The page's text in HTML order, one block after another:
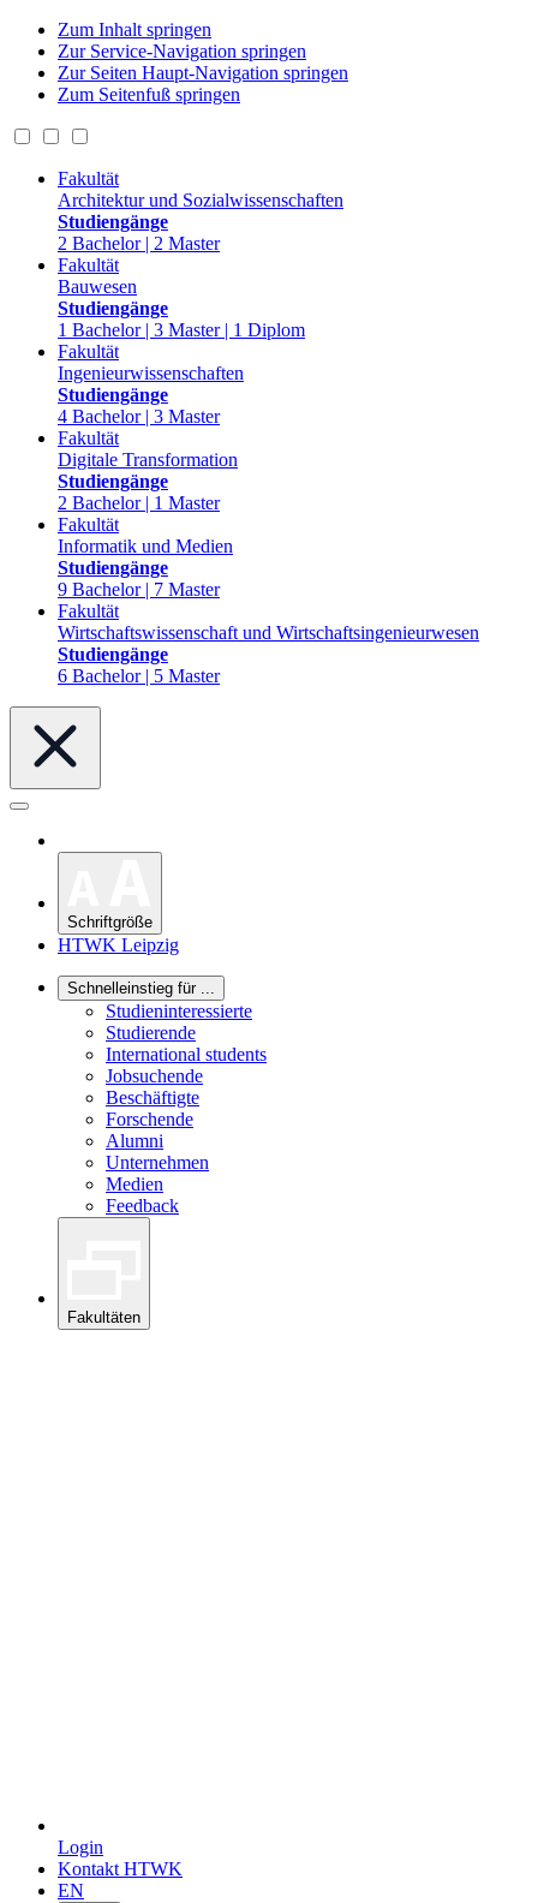
Zum Inhalt springen
Zur Service-Navigation springen
Zur Seiten Haupt-Navigation springen
Zum Seitenfuß springen
Fakultät
Architektur und Sozialwissenschaften
Studiengänge
2 Bachelor | 2 Master
Fakultät
Bauwesen
Studiengänge
1 Bachelor | 3 Master | 1 Diplom
Fakultät
Ingenieurwissenschaften
Studiengänge
4 Bachelor | 3 Master
Fakultät
Digitale Transformation
Studiengänge
2 Bachelor | 1 Master
Fakultät
Informatik und Medien
Studiengänge
9 Bachelor | 7 Master
Fakultät
Wirtschaftswissenschaft und Wirtschaftsingenieurwesen
Studiengänge
6 Bachelor | 5 Master
Schriftgröße
HTWK Leipzig
Schnelleinstieg für ...
Studieninteressierte
Studierende
International students
Jobsuchende
Beschäftigte
Forschende
Alumni
Unternehmen
Medien
Feedback
Fakultäten
Login
Kontakt HTWK
EN